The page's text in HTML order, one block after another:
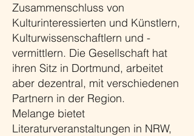
Zusammenschluss von
Kulturinteressierten und Künstlern,
Kulturwissenschaftlern und -
vermittlern. Die Gesellschaft hat
ihren Sitz in Dortmund, arbeitet
aber dezentral, mit verschiedenen
Partnern in der Region.
Melange bietet
Literaturveranstaltungen in NRW,